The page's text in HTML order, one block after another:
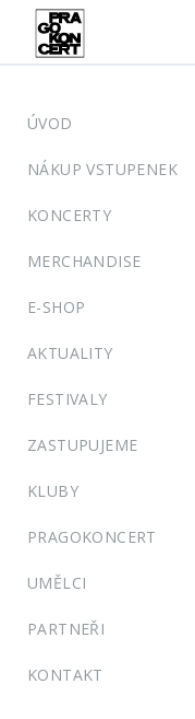
ÚVOD
NÁKUP VSTUPENEK
KONCERTY
MERCHANDISE
E-SHOP
AKTUALITY
FESTIVALY
ZASTUPUJEME
KLUBY
PRAGOKONCERT
UMĚLCI
PARTNEŘI
KONTAKT